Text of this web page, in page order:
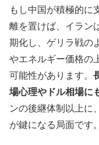
もし中国が積極的に
離を置けば、イラン
期化し、ゲリラ戦の
やエネルギー価格の
可能性があります。
場心理やドル相場に
ンの後継体制以上に
が鍵になる局面です。